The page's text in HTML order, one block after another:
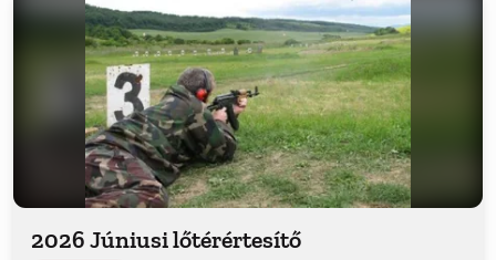
2026 Júniusi lőtérértesítő